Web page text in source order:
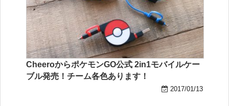
CheeroからポケモンGO公式 2in1モバイルケー
ブル発売！チーム各色あります！
2017/01/13